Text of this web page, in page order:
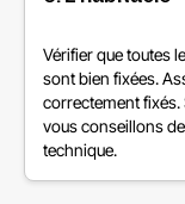
Vérifier que toutes
sont bien fixées.
correctement fixés.
vous conseillons
technique.